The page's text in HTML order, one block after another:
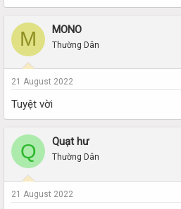
M MONO
Thường Dân
21 August 2022
Tuyệt vời
Q Quạt hư
Thường Dân
21 August 2022